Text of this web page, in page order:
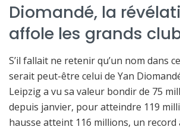
Diomandé, la
affole les grands
S’il fallait ne retenir qu’un nom dans
serait peut-être celui de Yan
Leipzig a vu sa valeur bondir de 75
depuis janvier, pour atteindre 119
hausse atteint 116 millions, un record